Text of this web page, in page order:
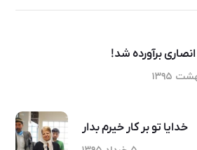
برآورده شد!
خدایا تو بر کار خیرم بدار